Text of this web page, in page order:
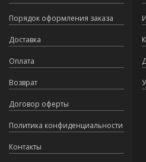
Порядок оформления заказа
Доставка
Оплата
Возврат
Договор оферты
Политика конфиденциальности
Контакты